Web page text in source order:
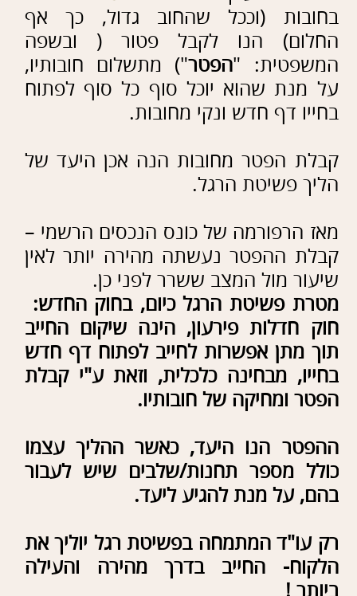
קבלת הפטר מחובות הנה אכן היעד של
הליך פשיטת הרגל.
מאז הרפורמה של כונס הנכסים הרשמי –
קבלת ההפטר נעשתה מהירה יותר לאין
שיעור מול המצב ששרר לפני כן.
מטרת פשיטת הרגל כיום, בחוק החדש:
חוק חדלות פירעון, הינה שיקום החייב
בחייו, מבחינה כלכלית, וזאת ע"י קבלת
הפטר ומחיקה של חובותיו.
כולל מספר תחנות/שלבים שיש לעבור
בהם, על מנת להגיע ליעד.
רק עו"ד המתמחה בפשיטת רגל יוליך את
הלקוח- החייב בדרך מהירה והעילה
ביותר !
מזה 35 שנים שמשרדנו פועל
במקצועיות ובמהירות להגשמת החלום
המיוחל של החייב לקבל פטור מחובותיו
ע"י קבלת הפטר.
אחד משלביו, ובין היתר: -
ייעוץ ובחירת ההליך הנכון
והטוב ביותר ללקוח כדי למחוק
חובותיו (לעתים יש יתרונות
בהליכים אחרים על פני
הגשת בקשה לצו כינוס
ופשיטת רגל באופן מקצועי כפי
שהחוק התקנות ונוהלי הכנ"ר